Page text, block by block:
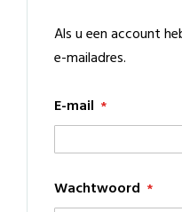
Als u een account
e-mailadres.
E-mail
Wachtwoord